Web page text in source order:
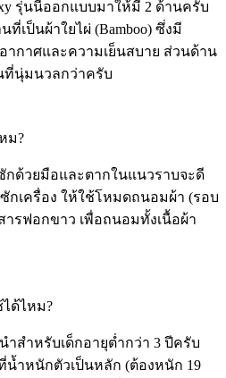
รุ่นนี้ออกแบบมาให้มี 2 ด้านครับ
เป็นผ้าใยไผ่ (Bamboo) ซึ่งมี
กาศและความเย็นสบาย ส่วนด้าน
ที่นุ่มนวลกว่าครับ
ม?
ด้วยมือและตากในแนวราบจะดี
กเครื่อง ให้ใช้โหมดถนอมผ้า (รอบ
รฟอกขาว เพื่อถนอมทั้งเนื้อผ้า
ด้ไหม?
ำสำหรับเด็กอายุต่ำกว่า 3 ปีครับ
น้ำหนักตัวเป็นหลัก (ต้องหนัก 19